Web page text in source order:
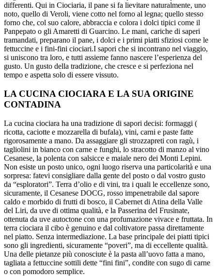
differenti. Qui in Ciociaria, il pane si fa lievitare naturalmente, uno
noto, quello di Veroli, viene cotto nel forno al legna; quello stesso
forno che, col suo calore, abbraccia e colora i dolci tipici come il
Panpepato o gli Amaretti di Guarcino. Le mani, cariche di saperi
tramandati, preparano il pane, i dolci e i primi piatti sfiziosi come le
fettuccine e i fini-fini ciociari.I sapori che si incontrano nel viaggio,
si uniscono tra loro, e tutti assieme fanno nascere l’esperienza del
gusto. Un gusto della tradizione, che cresce e si perfeziona nel
tempo e aspetta solo di essere vissuto.
LA CUCINA CIOCIARA E LA SUA ORIGINE
CONTADINA
La cucina ciociara ha una tradizione di sapori decisi: formaggi (
ricotta, caciotte e mozzarella di bufala), vini, carni e paste fatte
rigorosamente a mano. Da assaggiare gli strozzapreti con ragù, i
tagliolini in bianco con carne e funghi, lo stracotto di manzo al vino
Cesanese, la polenta con salsicce e maiale nero dei Monti Lepini.
Non esiste un posto unico, ogni luogo riserva una particolarità e una
sorpresa: fatevi consigliare dalla gente del posto o dal vostro gusto
da “esploratori”. Terra d’olio e di vini, tra i quali le eccellenze sono,
sicuramente, il Cesanese DOCG, rosso impenetrabile dal sapore
caldo e morbido di frutti di bosco, il Cabernet di Atina della Valle
del Liri, da uve di ottima qualità, e la Passerina del Frusinate,
ottenuta da uve autoctone con una profumazione vivace e fruttata. In
terra ciociara il cibo è genuino e dal coltivatore passa direttamente
nel piatto. Senza intermediazione. La base principale dei piatti tipici
sono gli ingredienti, sicuramente “poveri”, ma di eccellente qualità.
Una delle pietanze più conosciute è la pasta all’uovo fatta a mano,
tagliata a fettuccine sottili dette “fini fini”, condite con sugo di carne
o con pomodoro semplice.